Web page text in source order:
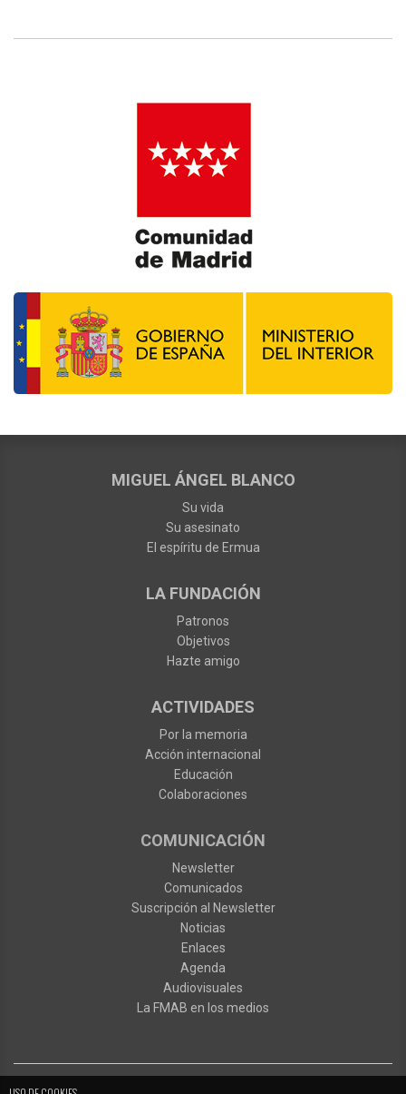
MIGUEL ÁNGEL BLANCO
Su vida
Su asesinato
El espíritu de Ermua
LA FUNDACIÓN
Patronos
Objetivos
Hazte amigo
ACTIVIDADES
Por la memoria
Acción internacional
Educación
Colaboraciones
COMUNICACIÓN
Newsletter
Comunicados
Suscripción al Newsletter
Noticias
Enlaces
Agenda
Audiovisuales
La FMAB en los medios